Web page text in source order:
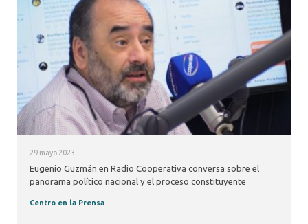
29 mayo 2023
Eugenio Guzmán en Radio Cooperativa conversa sobre el
panorama político nacional y el proceso constituyente
Centro en la Prensa